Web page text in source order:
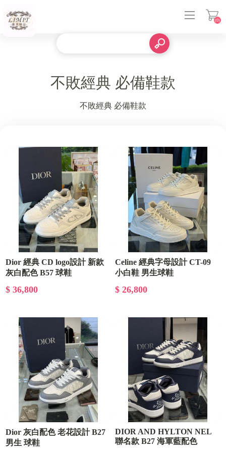
(0)
不敗經典 必備鞋款
不敗經典 必備鞋款
Dior 經典 CD logo設計 新款
灰白配色 B57 球鞋
$ 36,800
Celine 經典字母設計 CT-09
小白鞋 男生球鞋
$ 26,800
Dior 灰白配色 老花設計 B27
男生 球鞋
DIOR AND HYLTON NEL
聯名款 B27 海軍藍配色